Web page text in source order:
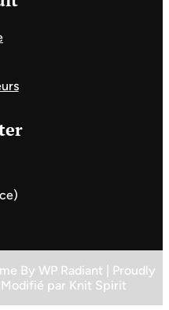
By WP Radiant | Proudly
par Knit Spirit